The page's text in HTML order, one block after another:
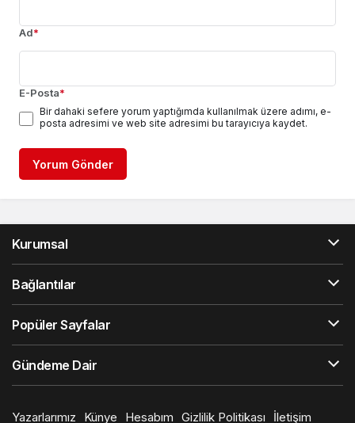
Ad*
E-Posta*
Bir dahaki sefere yorum yaptığımda kullanılmak üzere adımı, e-
posta adresimi ve web site adresimi bu tarayıcıya kaydet.
Yorum Gönder
Kurumsal
Bağlantılar
Popüler Sayfalar
Gündeme Dair
Yazarlarımız Künye Hesabım Gizlilik Politikası İletişim